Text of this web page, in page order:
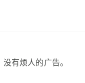
有烦人的广告。